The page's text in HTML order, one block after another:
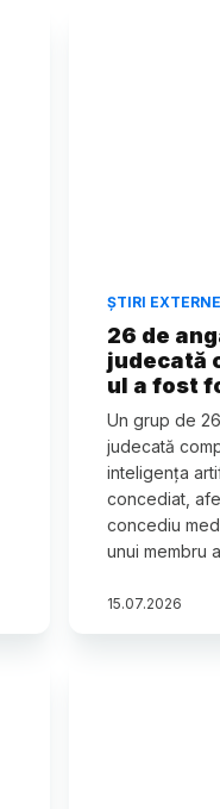
ȘTIRI EXTERNE
26 de
judecată
ul a fost
Un grup de
judecată
inteligența
concediat,
concediu
unui membru
15.07.2026